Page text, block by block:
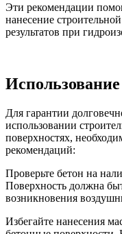
Эти рекомендации
нанесение
результатов при
Для гарантии
использовании
поверхностях,
рекомендаций:
Проверьте бетон на
Поверхность должна
возникновения
Избегайте нанесения